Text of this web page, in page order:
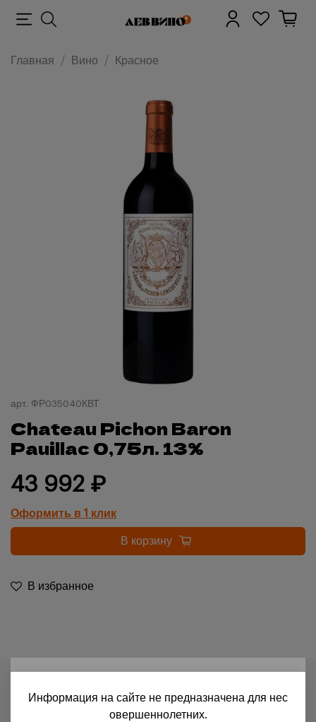
Главная Вино Красное
арт. ФР035040КВТ
Chateau Pichon Baron
Pauillac 0,75л. 13%
В избранное
43 992 ₽
Оформить в 1 клик
В корзину
Характеристики
Для доступа на сайт необходимо подтвердить свое
Информация на сайте не предназначена для нес
овершеннолетних.